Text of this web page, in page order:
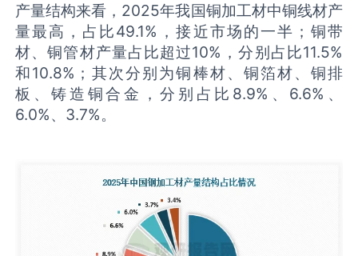
产量结构来看，2025年我国铜加工材中铜线材产
量最高，占比49.1%，接近市场的一半；铜带
材、铜管材产量占比超过10%，分别占比11.5%
和10.8%；其次分别为铜棒材、铜箔材、铜排
板、铸造铜合金，分别占比8.9%、6.6%、
6.0%、3.7%。